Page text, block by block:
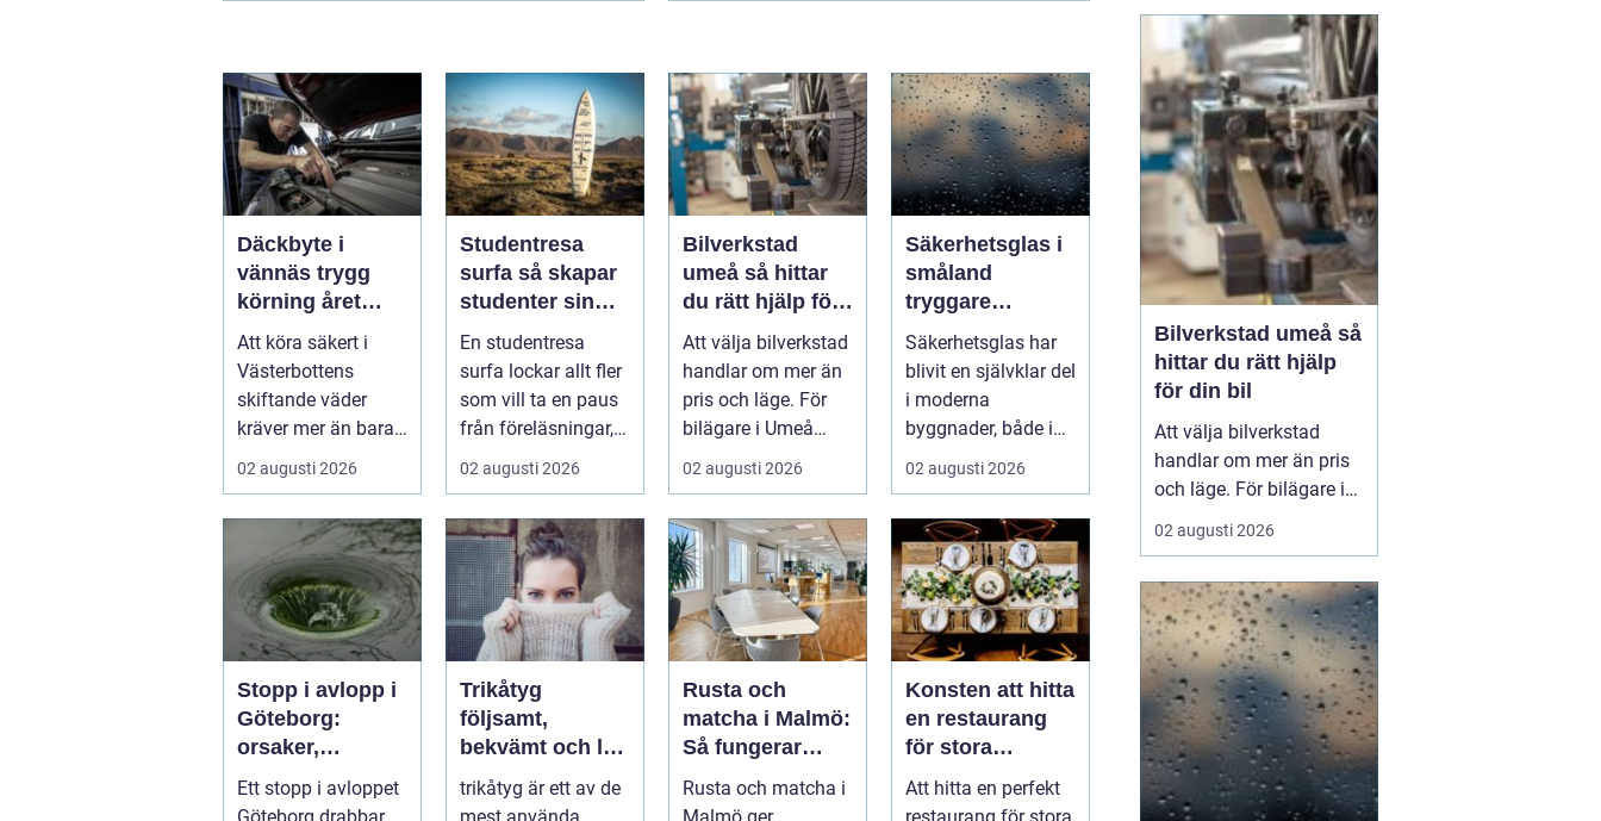
Däckbyte i
vännäs trygg
körning året
runt
Att köra säkert i
Västerbottens
skiftande väder
kräver mer än bara
ett körkort och en
pålitlig bil. ...
02 augusti 2026
Studentresa
surfa så skapar
studenter sin
ultimata paus
från plugget
En studentresa
surfa lockar allt fler
som vill ta en paus
från föreläsningar,
tentaplugg och
sena kv...
02 augusti 2026
Bilverkstad
umeå så hittar
du rätt hjälp för
din bil
Att välja bilverkstad
handlar om mer än
pris och läge. För
bilägare i Umeå
väger trygghet,
tillgängl...
02 augusti 2026
Säkerhetsglas i
småland
tryggare
byggnader med
smarta
glaslösningar
Säkerhetsglas har
blivit en självklar del
i moderna
byggnader, både i
hem och offentliga
miljöer. I ...
02 augusti 2026
Stopp i avlopp i
Göteborg:
orsaker,
lösningar och
hur problem kan
Ett stopp i avloppet
Trikåtyg
följsamt,
bekvämt och lätt
att lyckas med
trikåtyg är ett av de
Rusta och
matcha i Malmö:
Så fungerar
stödet för dig
som söker jobb
Rusta och matcha i
Konsten att hitta
en restaurang
för stora
sällskap på
Östermalm i
Att hitta en perfekt
både fysisk utmaning
och mental
återhämtning, samtidigt
som ...
Bilverkstad umeå så
hittar du rätt hjälp
för din bil
Att välja bilverkstad
handlar om mer än pris
och läge. För bilägare i
Umeå väger trygghet,
tillgänglighet och tydliga
tungt. Enmodern
bilverkst...
02 augusti 2026